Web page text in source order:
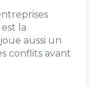
la
aussi un
conflits avant